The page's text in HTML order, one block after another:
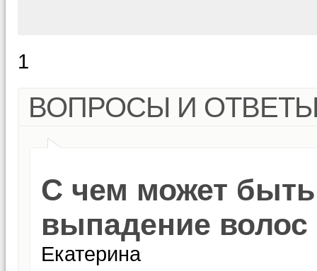
1
ВОПРОСЫ И
С чем может
выпадение волос
Екатерина